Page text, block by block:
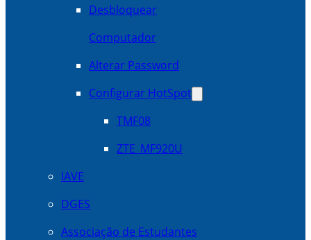
Desbloquear
Computador
Alterar Password
Configurar HotSpot
TMF08
ZTE_MF920U
IAVE
DGES
Associação de Estudantes